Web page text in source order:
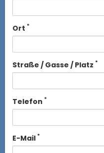
Ort *
Straße / Gasse / Platz *
Telefon *
E-Mail *